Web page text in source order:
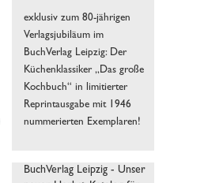
exklusiv zum 80-jährigen
Verlagsjubiläum im
BuchVerlag Leipzig: Der
Küchenklassiker „Das große
Kochbuch“ in limitierter
Reprintausgabe mit 1946
nummerierten Exemplaren!
BuchVerlag Leipzig - Unser